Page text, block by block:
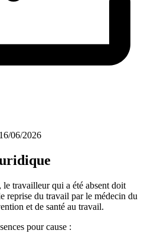
16/06/2026
le travailleur qui a été absent doit
reprise du travail par le médecin du
et de santé au travail.
pour cause :